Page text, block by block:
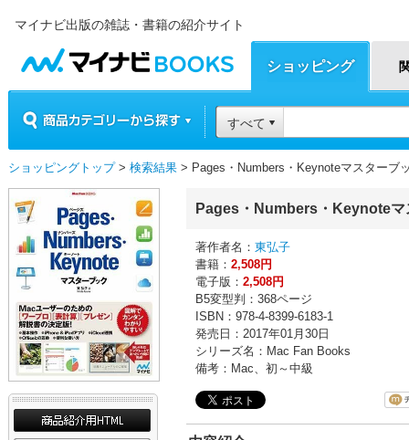
マイナビ出版の雑誌・書籍の紹介サイト
マイナビBOOKS
ショッピング
すべて
ショッピングトップ> 検索結果 > Pages・Numbers・Keynoteマスターブ
Pages・Numbers・Keynoteマ
著作者名： 東弘子
書籍： 2,508円
電子版： 2,508円
B5変型判：368ページ
ISBN：978-4-8399-6183-1
発売日：2017年01月30日
シリーズ名：Mac Fan Books
備考：Mac、初～中級